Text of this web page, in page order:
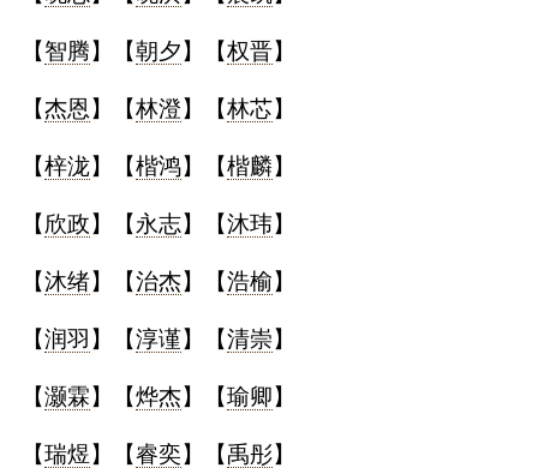
【智腾】【朝夕】【权晋】
【杰恩 】【林澄】【林芯】
【梓泷】【楷鸿】【楷麟】
【欣政】【永志】【沐玮】
【沐绪】【治杰】【浩榆】
【润羽 】【淳谨】【清崇】
【灏霖】【烨杰】【瑜卿】
【瑞煜】【睿奕】【禹彤】